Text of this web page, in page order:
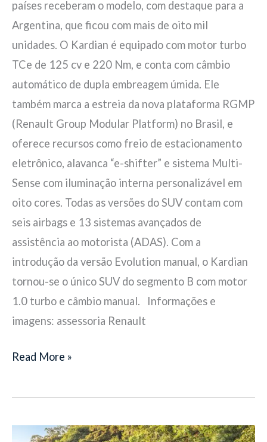
países receberam o modelo, com destaque para a
Argentina, que ficou com mais de oito mil
unidades. O Kardian é equipado com motor turbo
TCe de 125 cv e 220 Nm, e conta com câmbio
automático de dupla embreagem úmida. Ele
também marca a estreia da nova plataforma RGMP
(Renault Group Modular Platform) no Brasil, e
oferece recursos como freio de estacionamento
eletrônico, alavanca “e-shifter” e sistema Multi-
Sense com iluminação interna personalizável em
oito cores. Todas as versões do SUV contam com
seis airbags e 13 sistemas avançados de
assistência ao motorista (ADAS). Com a
introdução da versão Evolution manual, o Kardian
tornou-se o único SUV do segmento B com motor
1.0 turbo e câmbio manual. Informações e
imagens: assessoria Renault
Read More »